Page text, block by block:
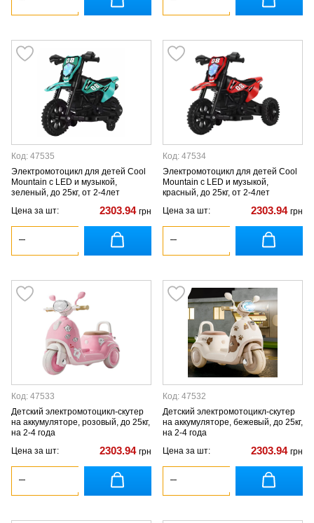
Код: 47535
Электромотоцикл для детей Cool
Mountain с LED и музыкой,
зеленый, до 25кг, от 2-4лет
Цена за шт:
2303.94 грн
Код: 47534
Электромотоцикл для детей Cool
Mountain с LED и музыкой,
красный, до 25кг, от 2-4лет
Цена за шт:
2303.94 грн
Код: 47533
Детский электромотоцикл-скутер
на аккумуляторе, розовый, до 25кг,
на 2-4 года
Цена за шт:
2303.94 грн
Код: 47532
Детский электромотоцикл-скутер
на аккумуляторе, бежевый, до 25кг,
на 2-4 года
Цена за шт:
2303.94 грн